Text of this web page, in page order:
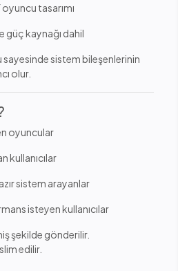
tasarımı
kaynağı dahil
sistem bileşenlerinin
olur.
oyuncular
kullanıcılar
sistem arayanlar
isteyen kullanıcılar
şekilde gönderilir.
edilir.